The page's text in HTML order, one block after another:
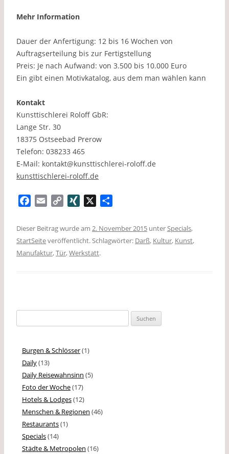
Mehr Information
Dauer der Anfertigung: 12 bis 16 Wochen von
Auftragserteilung bis zur Fertigstellung
Preis: Je nach Aufwand: von 3.500 bis 10.000 Euro
Ein gibt einen Motivkatalog, aus dem man wählen kann
Kontakt
Kunsttischlerei Roloff GbR:
Lange Str. 30
18375 Ostseebad Prerow
Telefon: 038233 465
E-Mail: kontakt@kunsttischlerei-roloff.de
kunsttischlerei-roloff.de
c
e
b
a
i
l
p
y
L
N
G
i
l
Dieser Beitrag wurde am 2. November 2015 unterSpecials,
StartSeiteveröffentlicht. Schlagwörter: Darß, Kultur, Kunst,
Manufaktur,Tür,Werkstatt.
nach:
Burgen & Schlösser(1)
Daily(13)
Daily Reisewahnsinn (5)
Foto der Woche(17)
Hotels & Lodges(12)
Menschen & Regionen (46)
Restaurants(1)
Specials(14)
Städte & Metropolen (16)